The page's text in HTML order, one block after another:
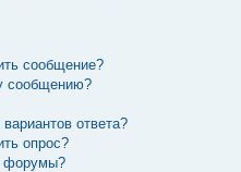
сообщение?
сообщению?
ответа?
опрос?
форумы?